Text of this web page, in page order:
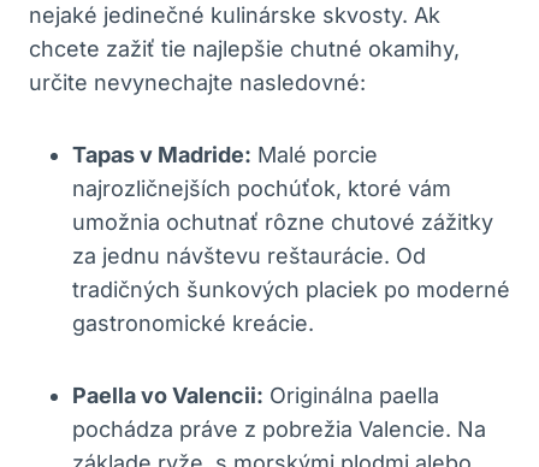
nejaké jedinečné kulinárske skvosty. Ak
chcete zažiť tie najlepšie chutné okamihy,
určite nevynechajte nasledovné:
Tapas v Madride: Malé porcie
najrozličnejších pochúťok, ktoré vám
umožnia ochutnať rôzne chutové zážitky
za jednu návštevu reštaurácie. Od
tradičných šunkových placiek po moderné
gastronomické kreácie.
Paella vo Valencii: Originálna paella
pochádza práve z pobrežia Valencie. Na